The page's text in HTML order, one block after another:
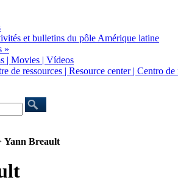
et bulletins du pôle Amérique latine
»
| Movies | Vídeos
de ressources | Resource center | Centro de
Yann Breault